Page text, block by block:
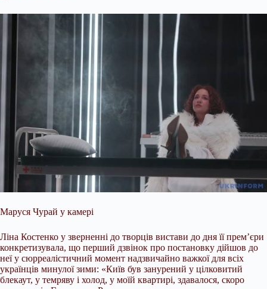
Маруся Чурай у камері
Ліна Костенко у зверненні до творців вистави до дня її прем’єри
конкретизувала, що перший дзвінок про постановку дійшов до
неї у сюрреалістичний момент надзвичайно важкої для всіх
українців минулої зими: «Київ був занурений у цілковитий
блекаут, у темряву і холод, у моїй квартирі, здавалося, скоро